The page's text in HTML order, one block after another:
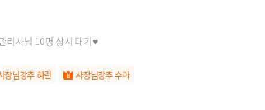
사님 10명 상시 대기♥
장님강추 혜린 사장님강추 수아